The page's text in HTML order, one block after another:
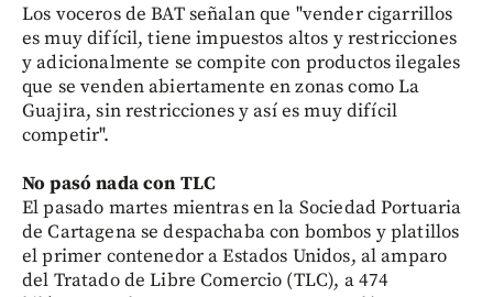
Los voceros de BAT señalan que "vender cigarrillos
es muy difícil, tiene impuestos altos y restricciones
y adicionalmente se compite con productos ilegales
que se venden abiertamente en zonas como La
Guajira, sin restricciones y así es muy difícil
competir".
No pasó nada con TLC
El pasado martes mientras en la Sociedad Portuaria
de Cartagena se despachaba con bombos y platillos
el primer contenedor a Estados Unidos, al amparo
del Tratado de Libre Comercio (TLC), a 474